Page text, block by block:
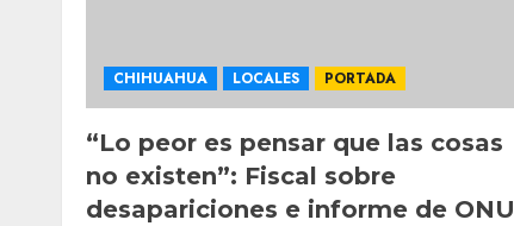
CHIHUAHUA LOCALES PORTADA
“Lo peor es pensar que las cosas
no existen”: Fiscal sobre
desapariciones e informe de ONU